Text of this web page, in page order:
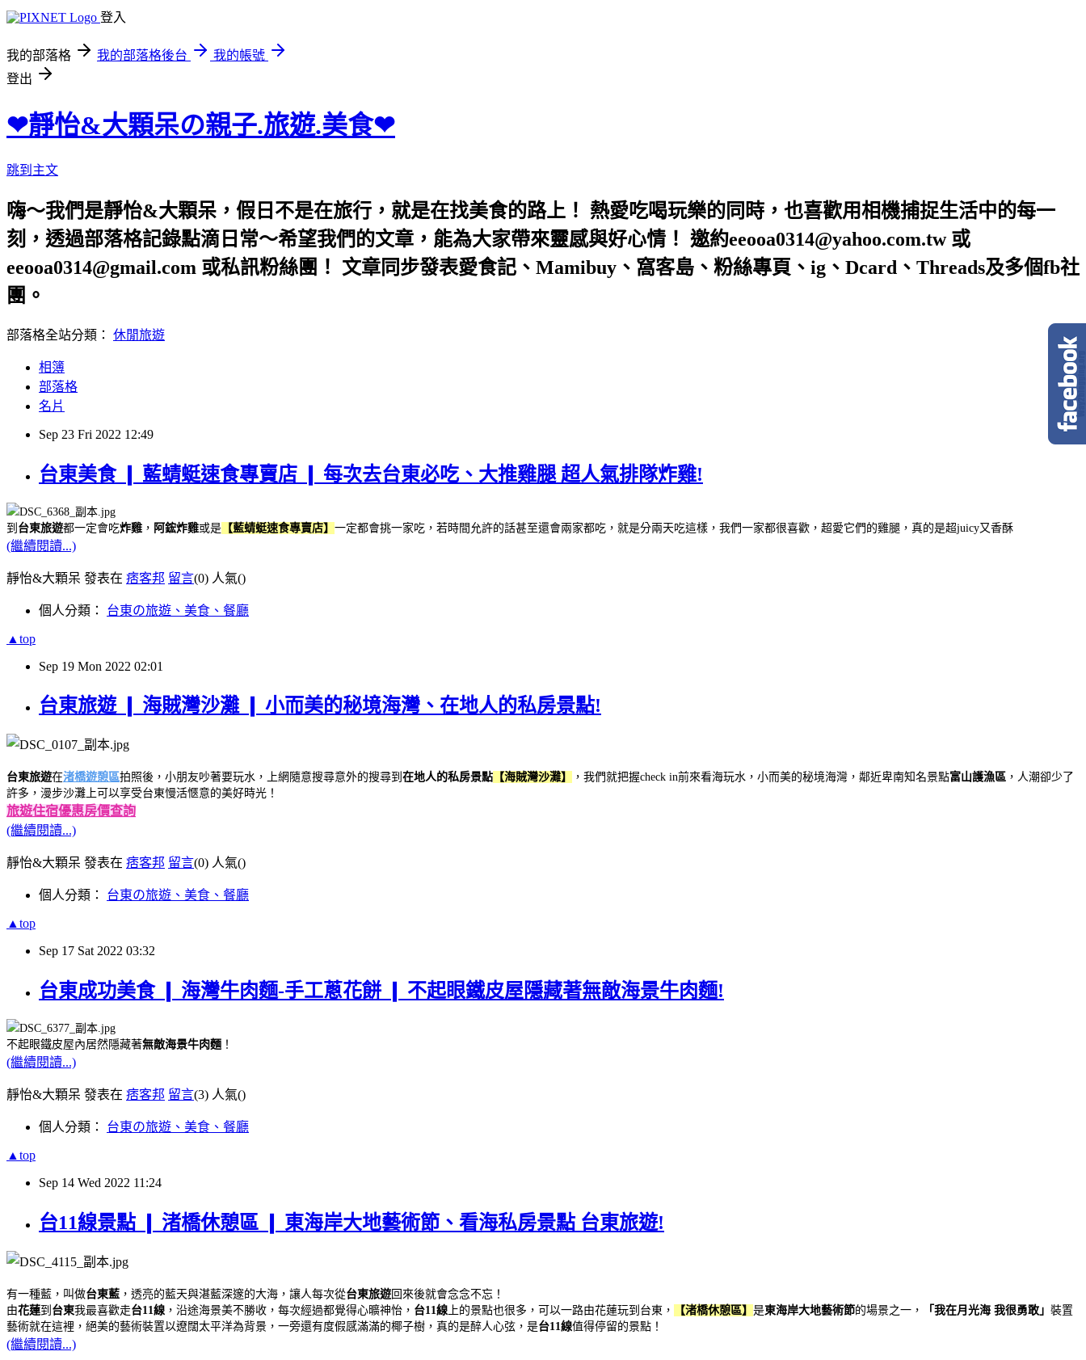
登入
我的部落格 我的部落格後台
我的帳號
登出
❤靜怡&大顆呆の親子.旅遊.美食❤
跳到主文
嗨～我們是靜怡&大顆呆，假日不是在旅行，就是在找美食的路上！ 熱愛吃喝玩樂的同時，也喜歡用相機捕捉生活中的每一
刻，透過部落格記錄點滴日常～希望我們的文章，能為大家帶來靈感與好心情！ 邀約eeooa0314@yahoo.com.tw 或
eeooa0314@gmail.com 或私訊粉絲團！ 文章同步發表愛食記、Mamibuy、窩客島、粉絲專頁、ig、Dcard、Threads及多個fb社
團。
部落格全站分類： 休閒旅遊
相簿
部落格
名片
Sep 23 Fri 2022 12:49
台東美食 ❙ 藍蜻蜓速食專賣店 ❙ 每次去台東必吃、大推雞腿 超人氣排隊炸雞!
到 台東旅遊都一定會吃炸雞 ， 阿鋐炸雞或是 【藍蜻蜓速食專賣店】 一定都會挑一家吃，若時間允許的話甚至還會兩家都吃，就是分兩天吃這樣，我們一家都很喜歡，超愛它們的雞腿，真的是超juicy又香酥
(繼續閱讀...)
靜怡&大顆呆 發表在 痞客邦 留言(0) 人氣()
個人分類： 台東の旅遊、美食、餐廳
▲top
Sep 19 Mon 2022 02:01
台東旅遊 ❙ 海賊灣沙灘 ❙ 小而美的秘境海灣、在地人的私房景點!
台東旅遊在渚橋遊憩區拍照後，小朋友吵著要玩水，上網隨意搜尋意外的搜尋到 在地人的私房景點 【海賊灣沙灘】 ，我們就把握check in前來看海玩水，小而美的秘境海灣，鄰近卑南知名景點富山護漁區 ，人潮卻少了
許多，漫步沙灘上可以享受台東慢活愜意的美好時光！
旅遊住宿優惠房價查詢
(繼續閱讀...)
靜怡&大顆呆 發表在 痞客邦 留言(0) 人氣()
個人分類： 台東の旅遊、美食、餐廳
▲top
Sep 17 Sat 2022 03:32
台東成功美食 ❙ 海灣牛肉麵-手工蔥花餅 ❙ 不起眼鐵皮屋隱藏著無敵海景牛肉麵!
不起眼鐵皮屋內居然隱藏著無敵海景牛肉麵 ！
(繼續閱讀...)
靜怡&大顆呆 發表在 痞客邦 留言(3) 人氣()
個人分類： 台東の旅遊、美食、餐廳
▲top
Sep 14 Wed 2022 11:24
台11線景點 ❙ 渚橋休憩區 ❙ 東海岸大地藝術節、看海私房景點 台東旅遊!
有一種藍，叫做台東藍 ，透亮的藍天與湛藍深邃的大海，讓人每次從台東旅遊 回來後就會念念不忘！
由花蓮到 台東我最喜歡走台11線 ，沿途海景美不勝收，每次經過都覺得心曠神怡， 台11線 上的景點也很多，可以一路由花蓮玩到台東， 【渚橋休憩區】 是東海岸大地藝術節的場景之一， 「我在月光海 我很勇敢」 裝置
藝術就在這裡，絕美的藝術裝置以遼闊太平洋為背景，一旁還有度假感滿滿的椰子樹，真的是醉人心弦，是台11線值得停留的景點！
(繼續閱讀...)